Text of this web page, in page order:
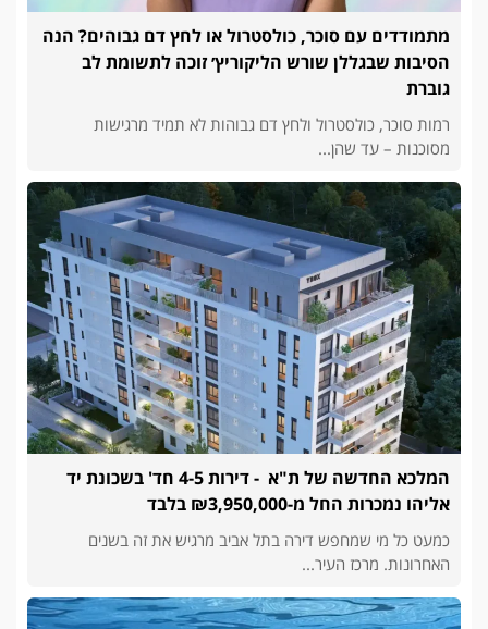
מתמודדים עם סוכר, כולסטרול או לחץ דם גבוהים? הנה
הסיבות שבגללן שורש הליקוריץ׳ זוכה לתשומת לב
גוברת
רמות סוכר, כולסטרול ולחץ דם גבוהות לא תמיד מרגישות
מסוכנות – עד שהן...
המלכא החדשה של ת"א - דירות 4-5 חד' בשכונת יד
אליהו נמכרות החל מ-₪3,950,000 בלבד
כמעט כל מי שמחפש דירה בתל אביב מרגיש את זה בשנים
האחרונות. מרכז העיר...